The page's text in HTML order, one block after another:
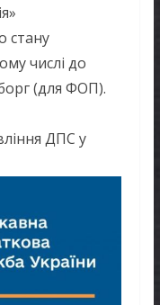
стану
числі до
(для ФОП).
ДПС у